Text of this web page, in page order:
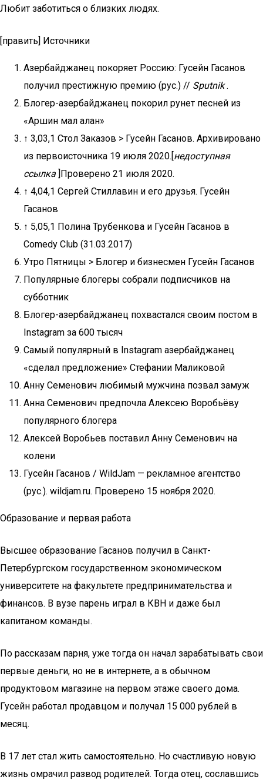
Любит заботиться о близких людях.
[править] Источники
Азербайджанец покоряет Россию: Гусейн Гасанов
получил престижную премию (рус.) // Sputnik.
Блогер-азербайджанец покорил рунет песней из
«Аршин мал алан»
↑ 3,03,1 Стол Заказов > Гусейн Гасанов. Архивировано
из первоисточника 19 июля 2020.[недоступная
ссылка ]Проверено 21 июля 2020.
↑ 4,04,1 Сергей Стиллавин и его друзья. Гусейн
Гасанов
↑ 5,05,1 Полина Трубенкова и Гусейн Гасанов в
Comedy Club (31.03.2017)
Утро Пятницы > Блогер и бизнесмен Гусейн Гасанов
Популярные блогеры собрали подписчиков на
субботник
Блогер-азербайджанец похвастался своим постом в
Instagram за 600 тысяч
Самый популярный в Instagram азербайджанец
«сделал предложение» Стефании Маликовой
Анну Семенович любимый мужчина позвал замуж
Анна Семенович предпочла Алексею Воробьёву
популярного блогера
Алексей Воробьев поставил Анну Семенович на
колени
Гусейн Гасанов / WildJam — рекламное агентство
(рус.). wildjam.ru. Проверено 15 ноября 2020.
Образование и первая работа
Высшее образование Гасанов получил в Санкт-
Петербургском государственном экономическом
университете на факультете предпринимательства и
финансов. В вузе парень играл в КВН и даже был
капитаном команды.
По рассказам парня, уже тогда он начал зарабатывать свои
первые деньги, но не в интернете, а в обычном
продуктовом магазине на первом этаже своего дома.
Гусейн работал продавцом и получал 15 000 рублей в
месяц.
В 17 лет стал жить самостоятельно. Но счастливую новую
жизнь омрачил развод родителей. Тогда отец, сославшись